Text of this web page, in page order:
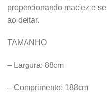
proporcionando maciez e
ao deitar.
TAMANHO
– Largura: 88cm
– Comprimento: 188cm